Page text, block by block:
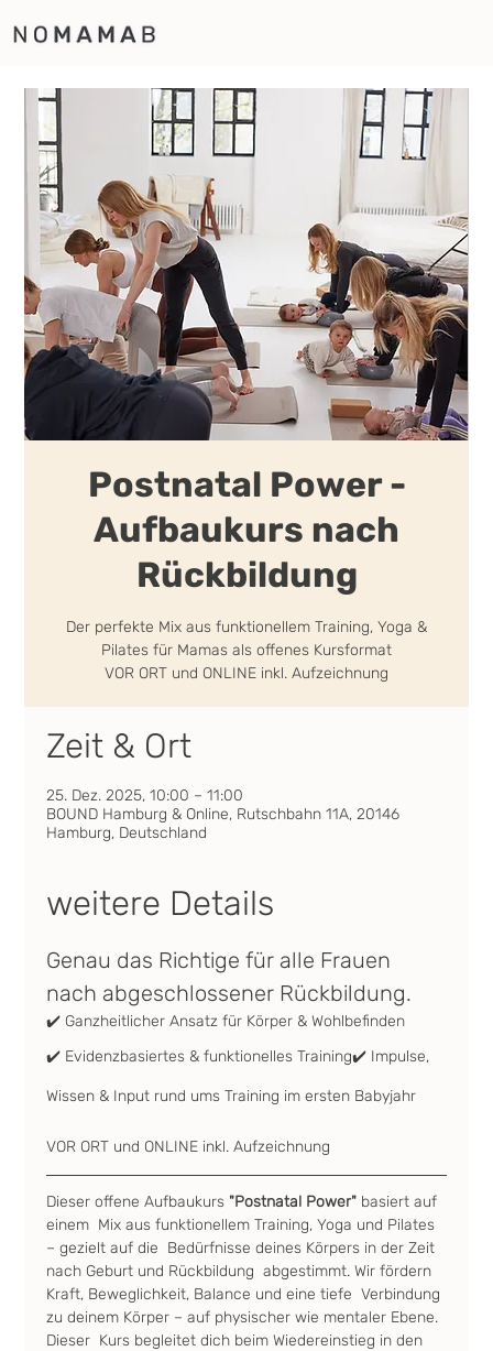
Postnatal Power -
Aufbaukurs nach
Rückbildung
Der perfekte Mix aus funktionellem Training, Yoga &
Pilates für Mamas als offenes Kursformat
VOR ORT und ONLINE inkl. Aufzeichnung
Zeit & Ort
25. Dez. 2025, 10:00 – 11:00
BOUND Hamburg & Online, Rutschbahn 11A, 20146
Hamburg, Deutschland
weitere Details
Genau das Richtige für alle Frauen
nach abgeschlossener Rückbildung.
✔️ Ganzheitlicher Ansatz für Körper & Wohlbefinden
✔️ Evidenzbasiertes & funktionelles Training✔️ Impulse,
Wissen & Input rund ums Training im ersten Babyjahr
VOR ORT und ONLINE inkl. Aufzeichnung
Dieser offene Aufbaukurs "Postnatal Power" basiert auf
einem  Mix aus funktionellem Training, Yoga und Pilates
– gezielt auf die  Bedürfnisse deines Körpers in der Zeit
nach Geburt und Rückbildung  abgestimmt. Wir fördern
Kraft, Beweglichkeit, Balance und eine tiefe  Verbindung
zu deinem Körper – auf physischer wie mentaler Ebene.
Dieser  Kurs begleitet dich beim Wiedereinstieg in den